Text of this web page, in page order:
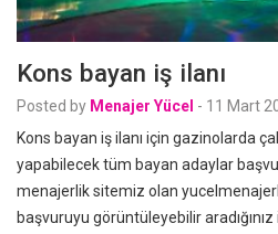
Kons bayan iş ilanı
Posted by Menajer Yücel - 11 Mart
Kons bayan iş ilanı için gazinolarda
yapabilecek tüm bayan adaylar
menajerlik sitemiz olan
başvuruyu görüntüleyebilir